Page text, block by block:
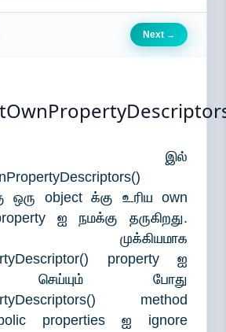
Next →
இல்
ஒரு object க்கு உரிய own
ஐ நமக்கு தருகிறது.
property ஐ
செய்யும் போது
method
properties ஐ ignore